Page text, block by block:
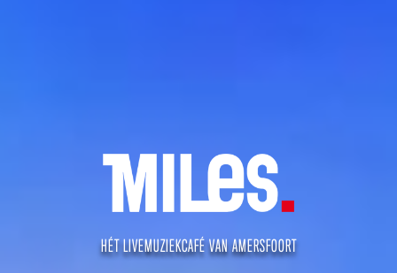
HÉT LIVEMUZIEKCAFÉ VAN AMERSFOORT